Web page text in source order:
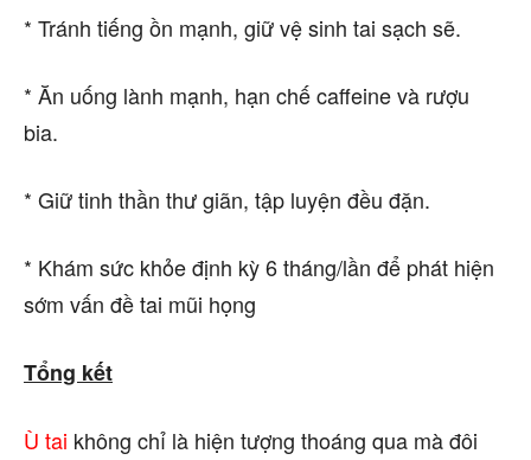
* Tránh tiếng ồn mạnh, giữ vệ sinh tai sạch sẽ.
* Ăn uống lành mạnh, hạn chế caffeine và rượu
bia.
* Giữ tinh thần thư giãn, tập luyện đều đặn.
* Khám sức khỏe định kỳ 6 tháng/lần để phát hiện
sớm vấn đề tai mũi họng
Tổng kết
Ù tai không chỉ là hiện tượng thoáng qua mà đôi